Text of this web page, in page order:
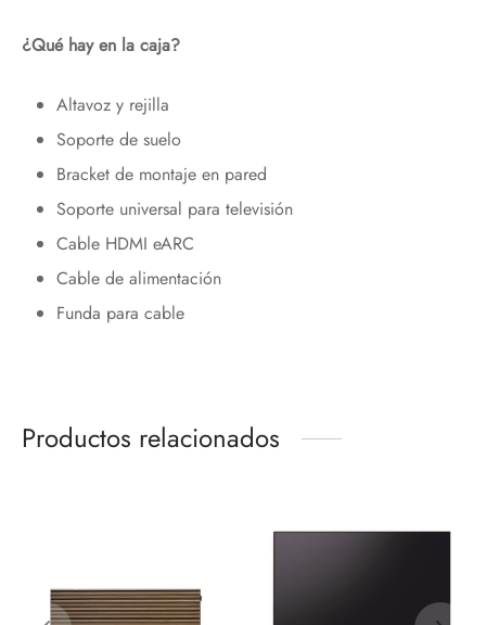
¿Qué hay en la caja?
Altavoz y rejilla
Soporte de suelo
Bracket de montaje en pared
Soporte universal para televisión
Cable HDMI eARC
Cable de alimentación
Funda para cable
Productos relacionados